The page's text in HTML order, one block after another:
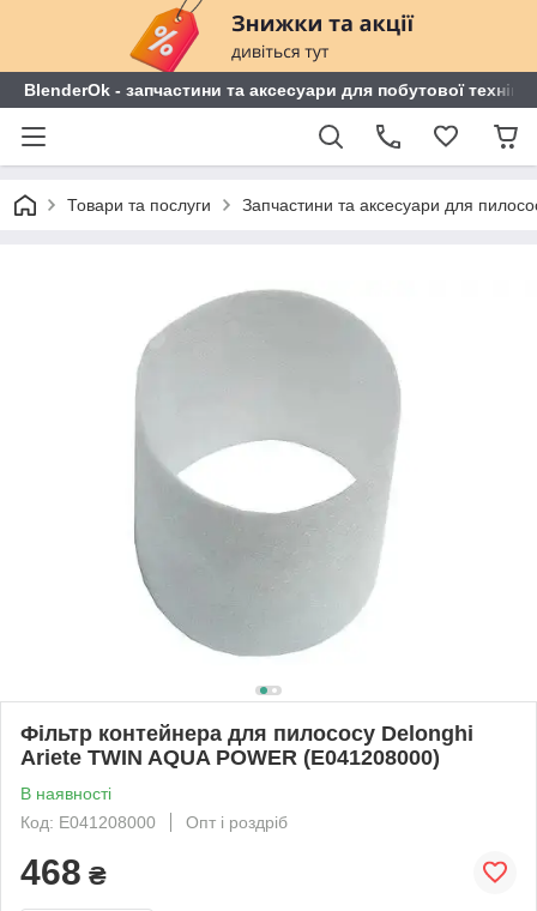
BlenderOk - запчастини та аксесуари для побутової техніки
Товари та послуги Запчастини та аксесуари для
Фільтр контейнера для пилососу Delonghi
Ariete TWIN AQUA POWER (E041208000)
В наявності
Код: E041208000
Опт і роздріб
468 ₴